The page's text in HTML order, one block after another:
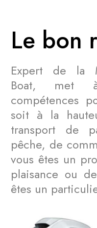
Le bon
Expert de la
Boat, met
compétences
soit à la
transport de
pêche, de
vous êtes un
plaisance ou
êtes un